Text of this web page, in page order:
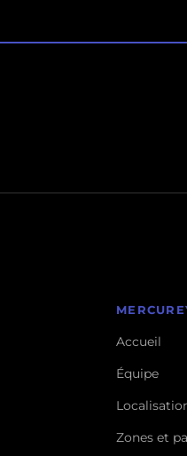
Accueil
Équipe
Zones et